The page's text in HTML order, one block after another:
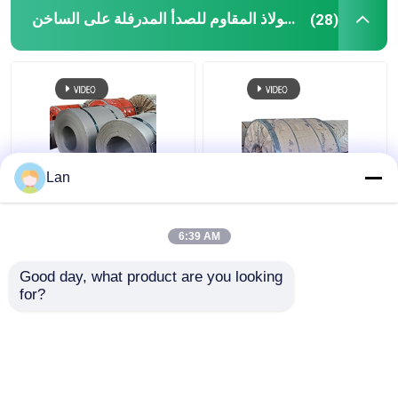
430 لوحة من الفولاذ المقاوم للصدأ
لفائف الفولاذ المقاوم للصدأ المدرفلة على الساخن (28)
2B BA 8K NO.4 لفائف
افضل سعر
201202 الفولاذ المقاوم
المدرفلة على الساخن /
افضل سعر
Lan
6:39 AM
Good day, what product are you looking
for?